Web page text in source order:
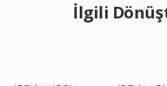
İlgili